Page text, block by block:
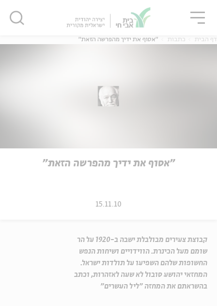
דף הבית כתבות "אסוף את ידיך מהפרשה הזאת"
"אסוף את ידיך מהפרשה הזאת"
15.11.10
קבוצת צעירים מבולבלת ישבה ב-1920 על הר
שומם מעל הכינרת. הווידויים ושיחות הנפש
החשופות שלהם השפיעו על תולדות ישראל.
המחזאי יהושע סובול לא שעה לאזהרות, וכתב
בהשראתם את המחזה "ליל העשרים"
סגור